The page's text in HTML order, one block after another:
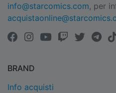
info@starcomics.com, per
BRAND
Info acquisti